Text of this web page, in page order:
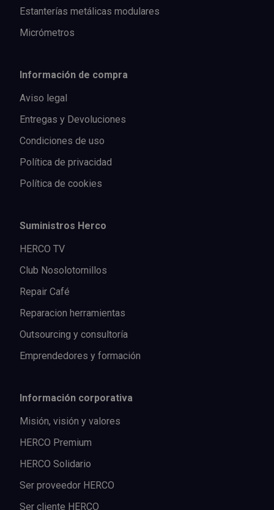
Estanterías metálicas modulares
Micrómetros
Información de compra
Aviso legal
Entregas y Devoluciones
Condiciones de uso
Política de privacidad
Política de cookies
Suministros Herco
HERCO TV
Club Nosolotornillos
Repair Café
Reparacion herramientas
Outsourcing y consultoría
Emprendedores y formación
Información corporativa
Misión, visión y valores
HERCO Premium
HERCO Solidario
Ser proveedor HERCO
Ser cliente HERCO